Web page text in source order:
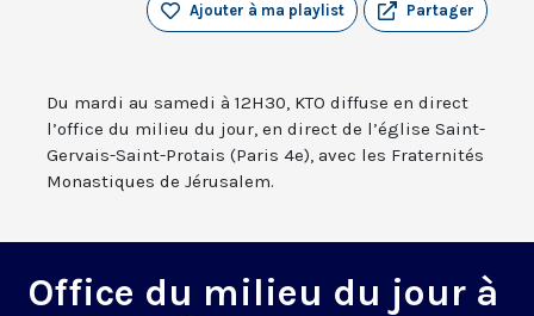
Partager
Ajouter à ma playlist
Du mardi au samedi à 12H30, KTO diffuse en direct
l’office du milieu du jour, en direct de l’église Saint-
Gervais-Saint-Protais (Paris 4e), avec les Fraternités
Monastiques de Jérusalem.
Office du milieu du jour à